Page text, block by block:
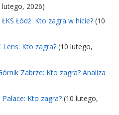
lutego, 2026)
Łódź: Kto zagra w hicie? (10
Lens: Kto zagra? (10 lutego,
Zabrze: Kto zagra? Analiza
Palace: Kto zagra? (10 lutego,